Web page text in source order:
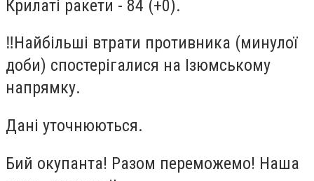
Крилаті ракети - 84 (+0).
‼️Найбільші втрати противника (минулої
доби) спостерігалися на Ізюмському
напрямку.
Дані уточнюються.
Бий окупанта! Разом переможемо! Наша